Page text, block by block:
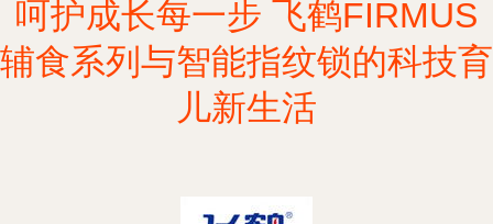
呵护成长每一步 飞鹤FIRMUS
辅食系列与智能指纹锁的科技育
儿新生活